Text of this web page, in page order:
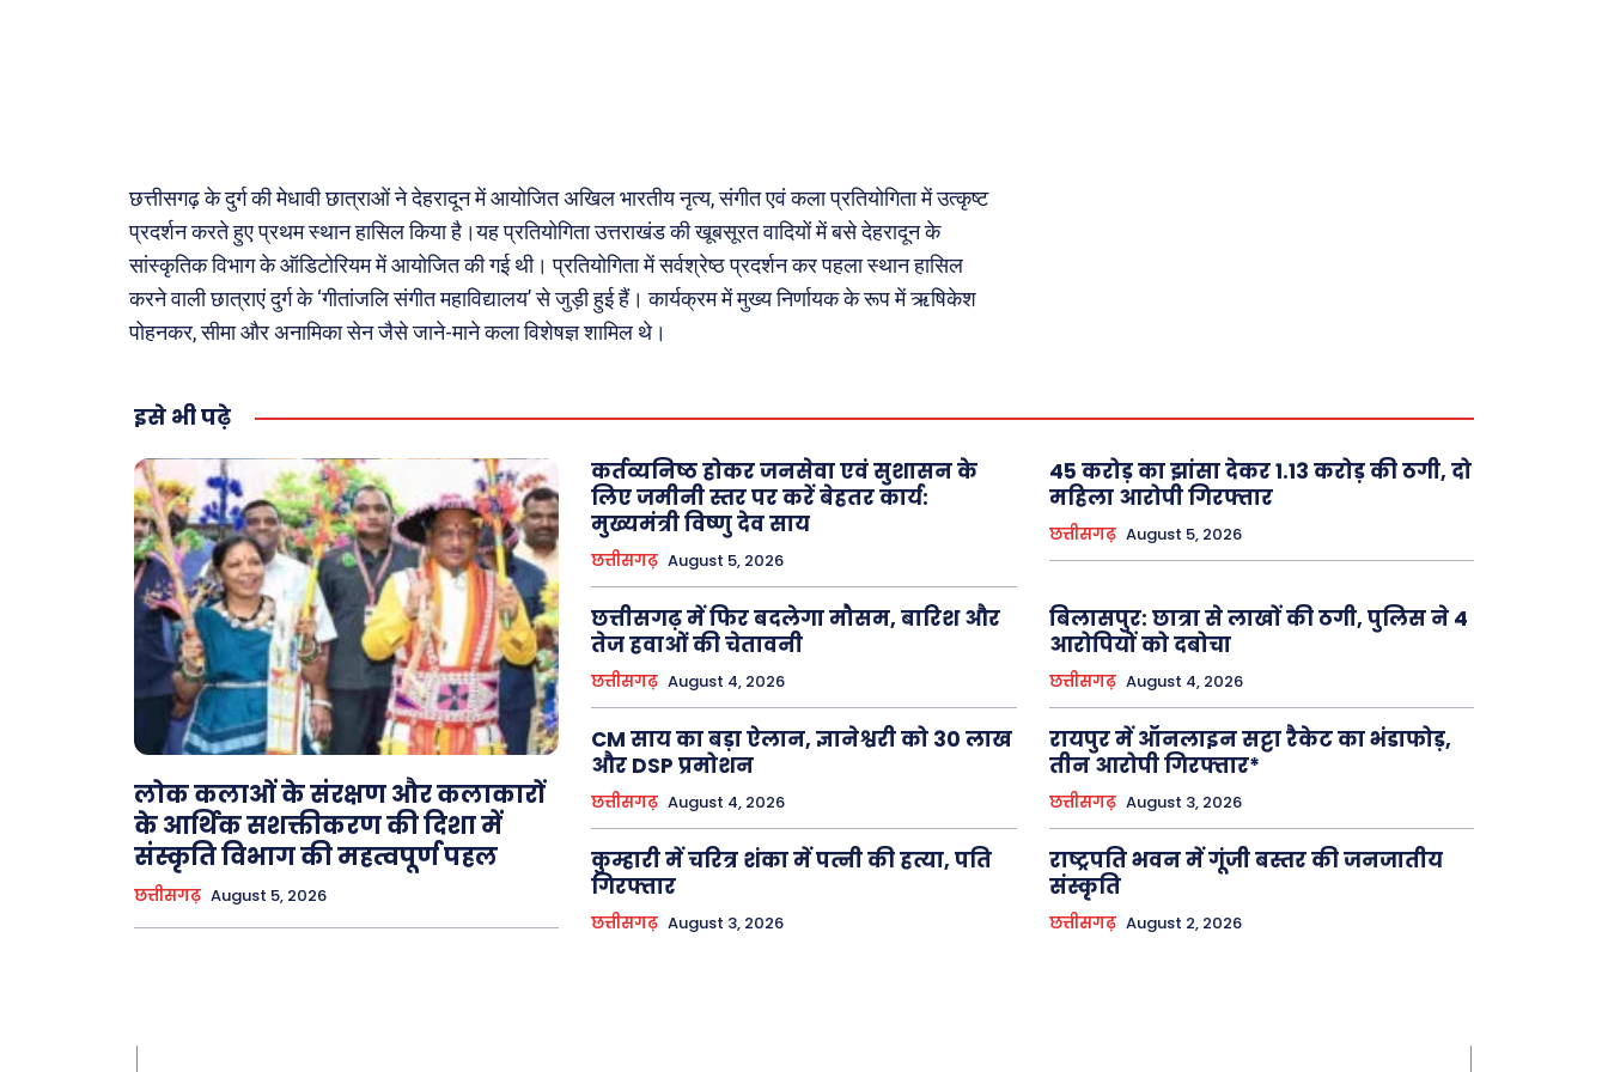
Laptops
Mobiles
स्वास्थ्य
क़ायदे क़ानून जानकारी
About Us Privacy Policy
छत्तीसगढ़ के दुर्ग की मेधावी छात्राओं ने देहरादून में आयोजित अखिल भारतीय नृत्य, संगीत एवं कला प्रतियोगिता में उत्कृष्ट
प्रदर्शन करते हुए प्रथम स्थान हासिल किया है।यह प्रतियोगिता उत्तराखंड की खूबसूरत वादियों में बसे देहरादून के
सांस्कृतिक विभाग के ऑडिटोरियम में आयोजित की गई थी। प्रतियोगिता में सर्वश्रेष्ठ प्रदर्शन कर पहला स्थान हासिल
करने वाली छात्राएं दुर्ग के ‘गीतांजलि संगीत महाविद्यालय’ से जुड़ी हुई हैं। कार्यक्रम में मुख्य निर्णायक के रूप में ऋषिकेश
पोहनकर, सीमा और अनामिका सेन जैसे जाने-माने कला विशेषज्ञ शामिल थे।
इसे भी पढ़े
लोक कलाओं के संरक्षण और कलाकारों
के आर्थिक सशक्तीकरण की दिशा में
संस्कृति विभाग की महत्वपूर्ण पहल
छत्तीसगढ़ August 5, 2026
कर्तव्यनिष्ठ होकर जनसेवा एवं सुशासन के
लिए जमीनी स्तर पर करें बेहतर कार्य:
मुख्यमंत्री विष्णु देव साय
छत्तीसगढ़ August 5, 2026
45 करोड़ का झांसा देकर 1.13 करोड़ की ठगी, दो
महिला आरोपी गिरफ्तार
छत्तीसगढ़ August 5, 2026
छत्तीसगढ़ में फिर बदलेगा मौसम, बारिश और
तेज हवाओं की चेतावनी
छत्तीसगढ़ August 4, 2026
बिलासपुर: छात्रा से लाखों की ठगी, पुलिस ने 4
आरोपियों को दबोचा
छत्तीसगढ़ August 4, 2026
CM साय का बड़ा ऐलान, ज्ञानेश्वरी को 30 लाख
और DSP प्रमोशन
छत्तीसगढ़ August 4, 2026
रायपुर में ऑनलाइन सट्टा रैकेट का भंडाफोड़,
तीन आरोपी गिरफ्तार*
छत्तीसगढ़ August 3, 2026
कुम्हारी में चरित्र शंका में पत्नी की हत्या, पति
गिरफ्तार
छत्तीसगढ़ August 3, 2026
राष्ट्रपति भवन में गूंजी बस्तर की जनजातीय
संस्कृति
छत्तीसगढ़ August 2, 2026